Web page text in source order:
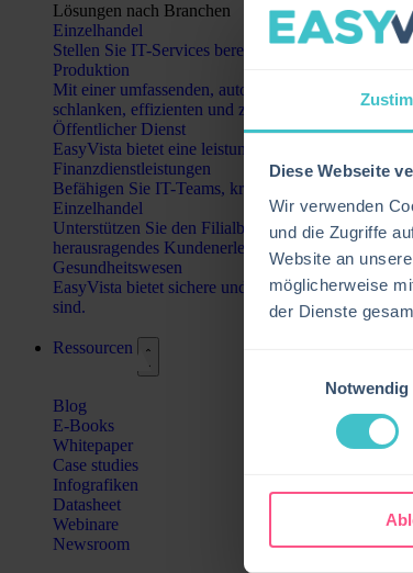
Diese Webseite
Wir verwenden
und die Zugriffe
Website an
möglicherweise
der Dienste
Notwendig
Lösungen nach Branchen
Einzelhandel
Stellen Sie IT-Services bereit, die das Lernen
Produktion
Mit einer umfassenden, automatisierten Asset-
schlanken, effizienten und zukunftsorientierten
Öffentlicher Dienst
EasyVista bietet eine leistungsstarke Plattform, die
Finanzdienstleistungen
Befähigen Sie IT-Teams, kritische Infrastrukturen
Einzelhandel
Unterstützen Sie den Filialbetrieb mit
herausragendes Kundenerlebnis zu bieten.
Gesundheitswesen
EasyVista bietet sichere und konforme IT-
sind.
Ressourcen
Blog
E-Books
Whitepaper
Case studies
Infografiken
Datasheet
Webinare
Newsroom